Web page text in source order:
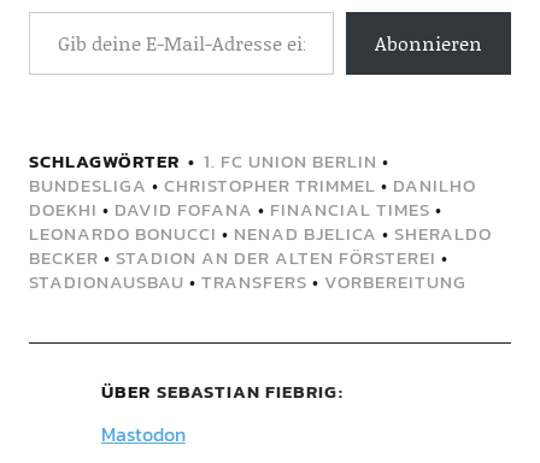
Abonnieren
SCHLAGWÖRTER 1. FC UNION BERLIN •
BUNDESLIGA • CHRISTOPHER TRIMMEL • DANILHO
DOEKHI • DAVID FOFANA • FINANCIAL TIMES •
LEONARDO BONUCCI • NENAD BJELICA • SHERALDO
BECKER • STADION AN DER ALTEN FÖRSTEREI •
STADIONAUSBAU • TRANSFERS • VORBEREITUNG
ÜBER SEBASTIAN FIEBRIG
Mastodon